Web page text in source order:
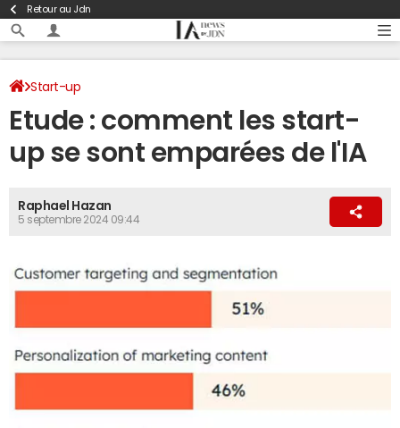
Retour au Jdn
Start-up
Etude : comment les start-
up se sont emparées de l'IA
Raphael Hazan
5 septembre 2024 09:44